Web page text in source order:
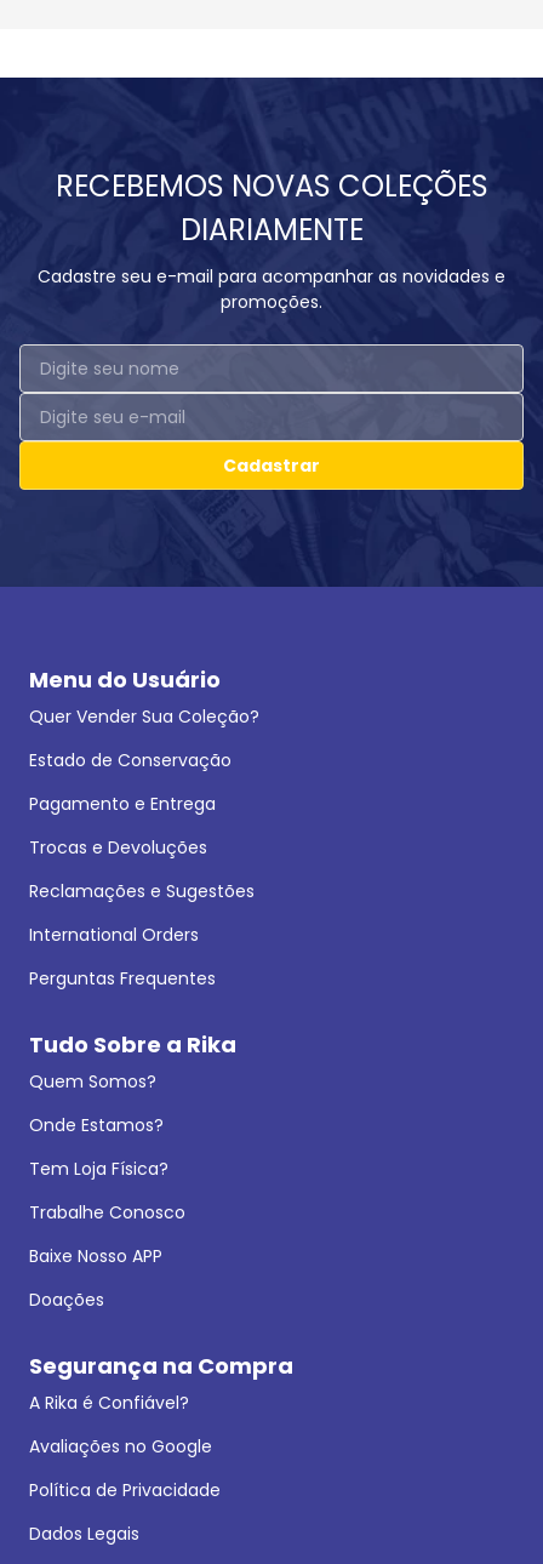
RECEBEMOS NOVAS COLEÇÕES
DIARIAMENTE
Cadastre seu e-mail para acompanhar as novidades e
promoções.
Cadastrar
Menu do Usuário
Quer Vender Sua Coleção?
Estado de Conservação
Pagamento e Entrega
Trocas e Devoluções
Reclamações e Sugestões
International Orders
Perguntas Frequentes
Tudo Sobre a Rika
Quem Somos?
Onde Estamos?
Tem Loja Física?
Trabalhe Conosco
Baixe Nosso APP
Doações
Segurança na Compra
A Rika é Confiável?
Avaliações no Google
Política de Privacidade
Dados Legais